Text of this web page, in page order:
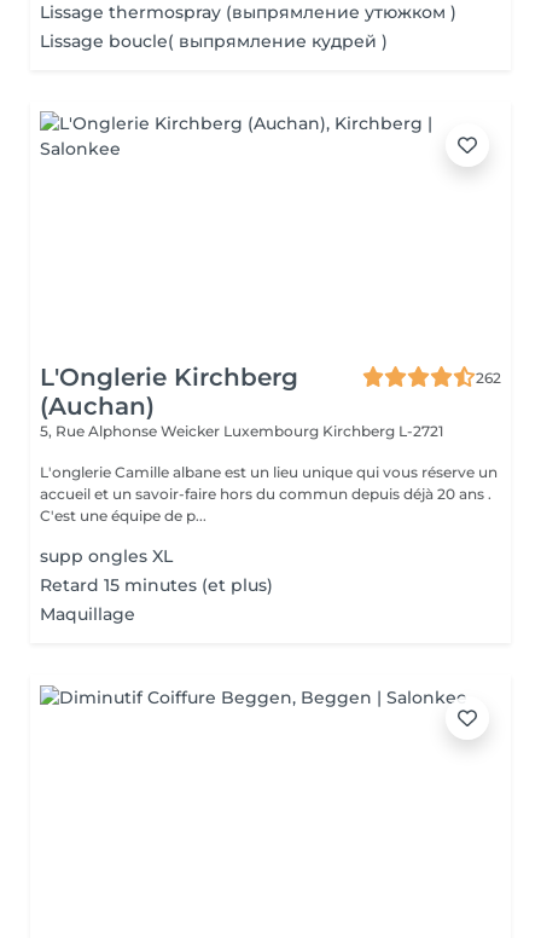
Lissage thermospray (выпрямление утюжком )
Lissage boucle( выпрямление кудрей )
L'Onglerie Kirchberg
(Auchan)
262
5, Rue Alphonse Weicker Luxembourg Kirchberg L-2721
L'onglerie Camille albane est un lieu unique qui vous réserve un
accueil et un savoir-faire hors du commun depuis déjà 20 ans .
C'est une équipe de p...
supp ongles XL
Retard 15 minutes (et plus)
Maquillage